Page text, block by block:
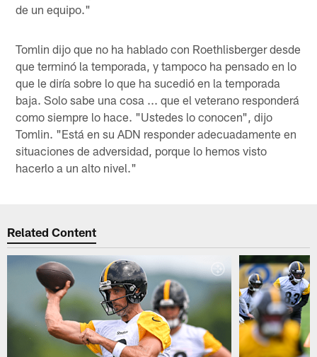
de un equipo."
Tomlin dijo que no ha hablado con Roethlisberger desde
que terminó la temporada, y tampoco ha pensado en lo
que le diría sobre lo que ha sucedió en la temporada
baja. Solo sabe una cosa ... que el veterano responderá
como siempre lo hace. "Ustedes lo conocen", dijo
Tomlin. "Está en su ADN responder adecuadamente en
situaciones de adversidad, porque lo hemos visto
hacerlo a un alto nivel."
Related Content